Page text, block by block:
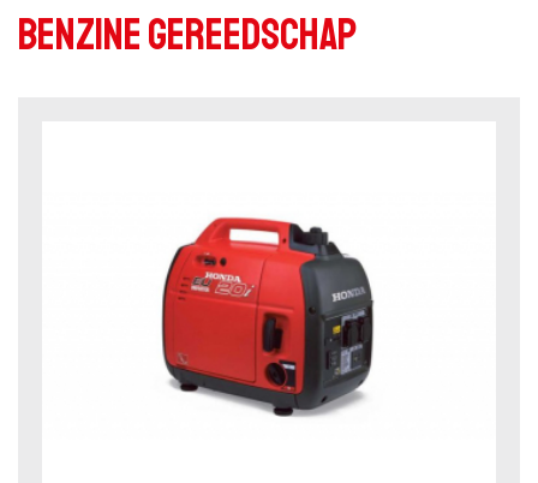
Benzine gereedschap